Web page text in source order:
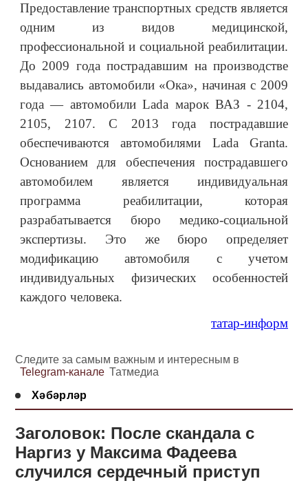
Предоставление транспортных средств является
одним из видов медицинской,
профессиональной и социальной реабилитации.
До 2009 года пострадавшим на производстве
выдавались автомобили «Ока», начиная с 2009
года — автомобили Lada марок ВАЗ - 2104,
2105, 2107. С 2013 года пострадавшие
обеспечиваются автомобилями Lada Granta.
Основанием для обеспечения пострадавшего
автомобилем является индивидуальная
программа реабилитации, которая
разрабатывается бюро медико-социальной
экспертизы. Это же бюро определяет
модификацию автомобиля с учетом
индивидуальных физических особенностей
каждого человека.
татар-информ
Следите за самым важным и интересным в
Telegram-канале Татмедиа
Хәбәрләр
Заголовок: После скандала с
Наргиз у Максима Фадеева
случился сердечный приступ